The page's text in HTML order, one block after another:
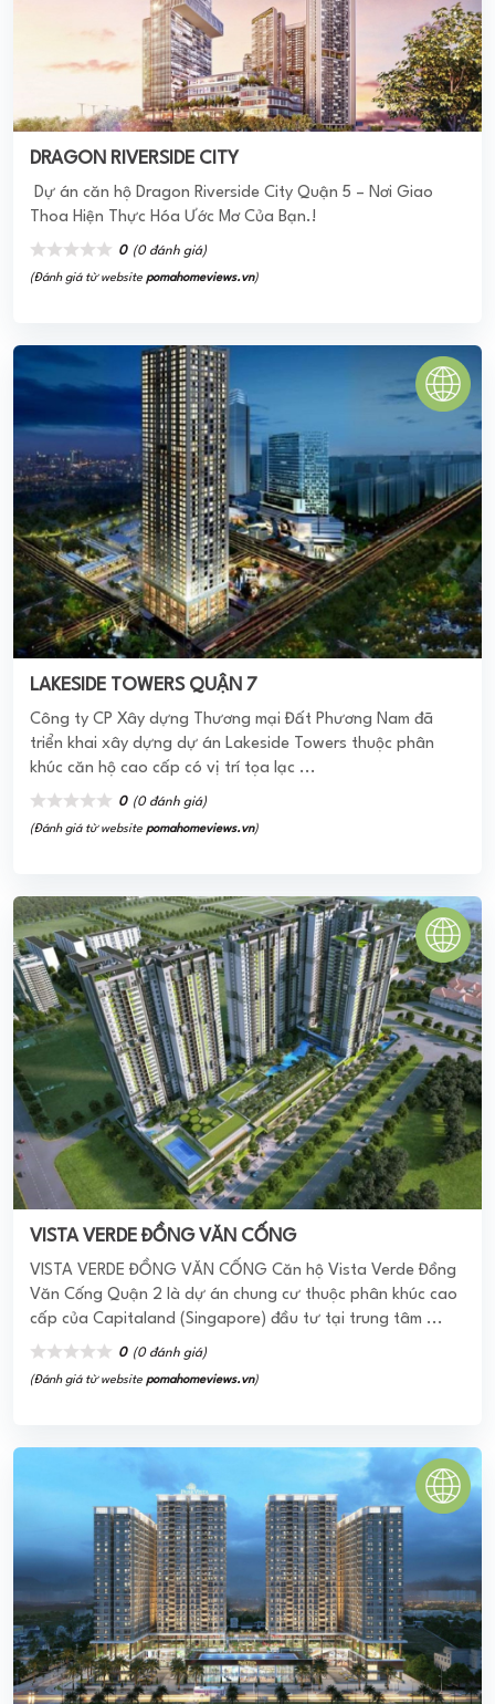
DRAGON RIVERSIDE CITY
Dự án căn hộ Dragon Riverside City Quận 5 – Nơi Giao
Thoa Hiện Thực Hóa Ước Mơ Của Bạn.!
0 (0 đánh giá)
(Đánh giá từ website pomahomeviews.vn)
LAKESIDE TOWERS QUẬN 7
Công ty CP Xây dựng Thương mại Đất Phương Nam đã
triển khai xây dựng dự án Lakeside Towers thuộc phân
khúc căn hộ cao cấp có vị trí tọa lạc ...
0 (0 đánh giá)
(Đánh giá từ website pomahomeviews.vn)
VISTA VERDE ĐỒNG VĂN CỐNG
VISTA VERDE ĐỒNG VĂN CỐNG Căn hộ Vista Verde Đồng
Văn Cống Quận 2 là dự án chung cư thuộc phân khúc cao
cấp của Capitaland (Singapore) đầu tư tại trung tâm ...
0 (0 đánh giá)
(Đánh giá từ website pomahomeviews.vn)